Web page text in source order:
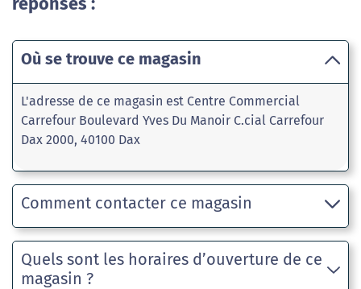
Où se trouve ce magasin
L'adresse de ce magasin est Centre Commercial
Carrefour Boulevard Yves Du Manoir C.cial Carrefour
Dax 2000, 40100 Dax
Comment contacter ce magasin
Quels sont les horaires d’ouverture de ce
magasin ?